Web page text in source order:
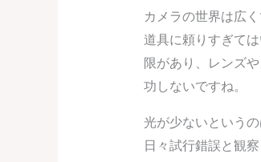
カメラの世界は広く
道具に頼りすぎて
限があり、レンズ
功しないですね。
光が少ないという
日々試行錯誤と観察